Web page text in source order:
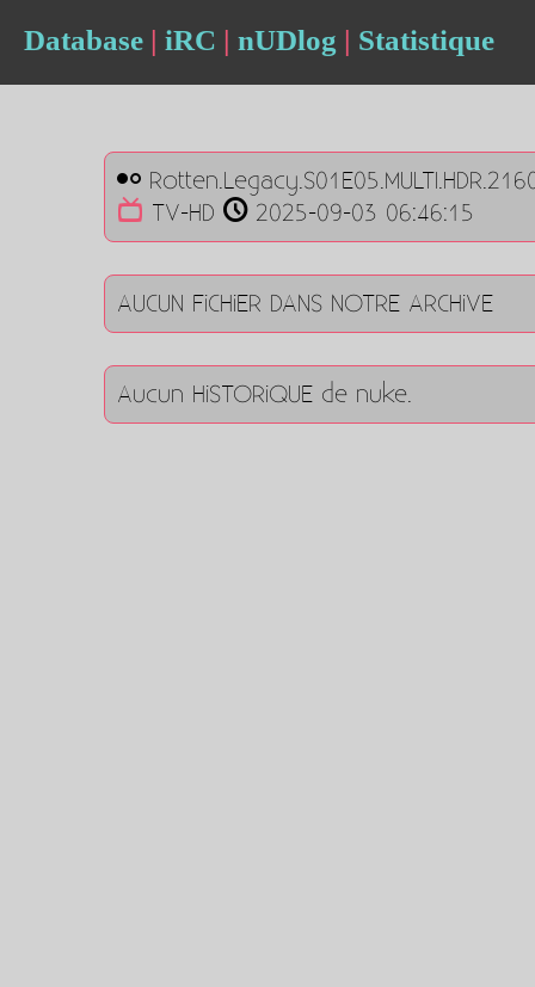
Database | iRC | nUDlog | Statistique
TV-HD
2025-09-03 06:46:15
AUCUN FiCHiER DANS NOTRE ARCHiVE
Aucun HiSTORiQUE de nuke.